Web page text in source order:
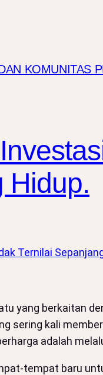
KOMUNITAS
Hidup.
yang berkaitan
sering kali
adalah
tempat baru